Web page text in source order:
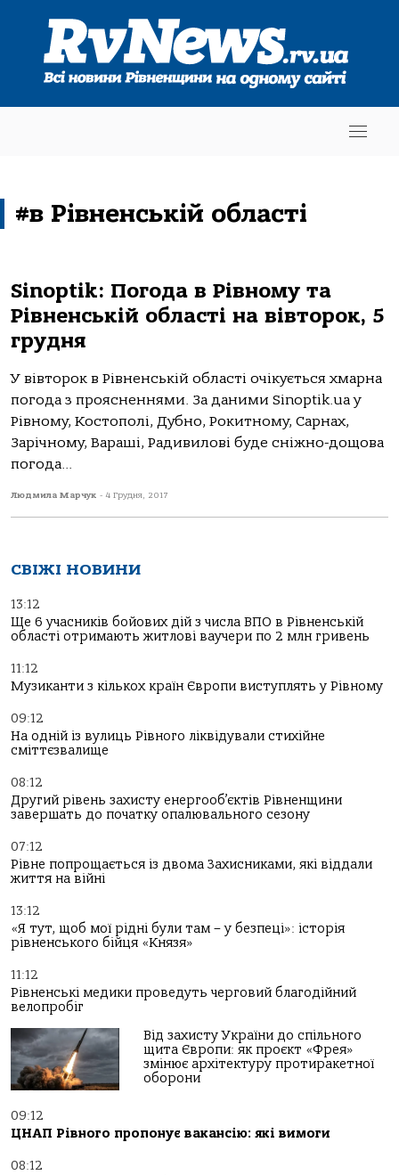
#в Рівненській області
Sinoptik: Погода в Рівному та
Рівненській області на вівторок, 5
грудня
У вівторок в Рівненській області очікується хмарна
погода з проясненнями. За даними Sinoptik.ua у
Рівному, Костополі, Дубно, Рокитному, Сарнах,
Зарічному, Вараші, Радивилові буде сніжно-дощова
погода...
Людмила Марчук - 4 Грудня, 2017
СВІЖІ НОВИНИ
13:12
Ще 6 учасників бойових дій з числа ВПО в Рівненській
області отримають житлові ваучери по 2 млн гривень
11:12
Музиканти з кількох країн Європи виступлять у Рівному
09:12
На одній із вулиць Рівного ліквідували стихійне
сміттєзвалище
08:12
Другий рівень захисту енергооб’єктів Рівненщини
завершать до початку опалювального сезону
07:12
Рівне попрощається із двома Захисниками, які віддали
життя на війні
13:12
«Я тут, щоб мої рідні були там – у безпеці»: історія
рівненського бійця «Князя»
11:12
Рівненські медики проведуть черговий благодійний
велопробіг
Від захисту України до спільного
щита Європи: як проєкт «Фрея»
змінює архітектуру протиракетної
оборони
09:12
ЦНАП Рівного пропонує вакансію: які вимоги
08:12